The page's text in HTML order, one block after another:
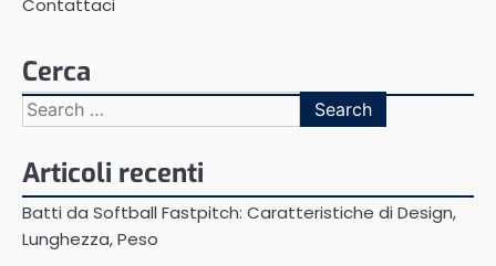
Contattaci
Cerca
Search
for:
Articoli recenti
Batti da Softball Fastpitch: Caratteristiche di Design,
Lunghezza, Peso